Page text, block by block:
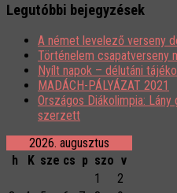
Legutóbbi bejegyzések
A német levelező verseny
Történelem csapatverseny
Nyílt napok – délutáni
MADÁCH-PÁLYÁZAT 2021
Országos Diákolimpia:
szerzett
2026. augusztus
h
K sze cs p szo v
1
2